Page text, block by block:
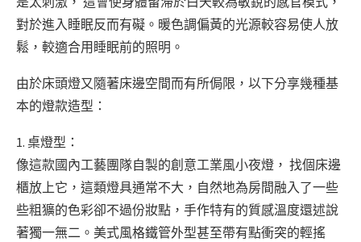
對於進入睡眠反而有礙。暖色調偏黃的光源較容易使人放
鬆，較適合用睡眠前的照明。
由於床頭燈又隨著床邊空間而有所侷限，以下分享幾種基
本的燈款造型：
1. 桌燈型：
像這款國內工藝團隊自製的創意工業風小夜燈， 找個床邊
櫃放上它，這類燈具通常不大，自然地為房間融入了一些
些粗獷的色彩卻不過份妝點，手作特有的質感溫度還述說
著獨一無二。美式風格鐵管外型甚至帶有點衝突的輕搖